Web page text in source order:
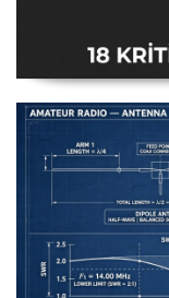
Amatör Telsiz